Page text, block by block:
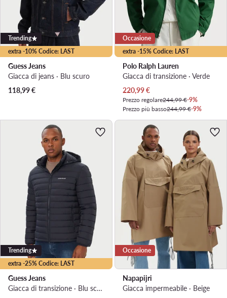
extra -10% Codice: LAST
Trending
Guess Jeans
Giacca di jeans · Blu scuro
118,99€
extra -15% Codice: LAST
Occasione
Polo Ralph Lauren
Giacca di transizione · Verde
Prezzo attuale
220,99€
Prezzo regolare244,99 €-9%
Prezzo più basso244,99 €-9%
extra -25% Codice: LAST
Trending
Guess Jeans
Giacca di transizione · Blu scuro
Occasione
Napapijri
Giacca impermeabile · Beige